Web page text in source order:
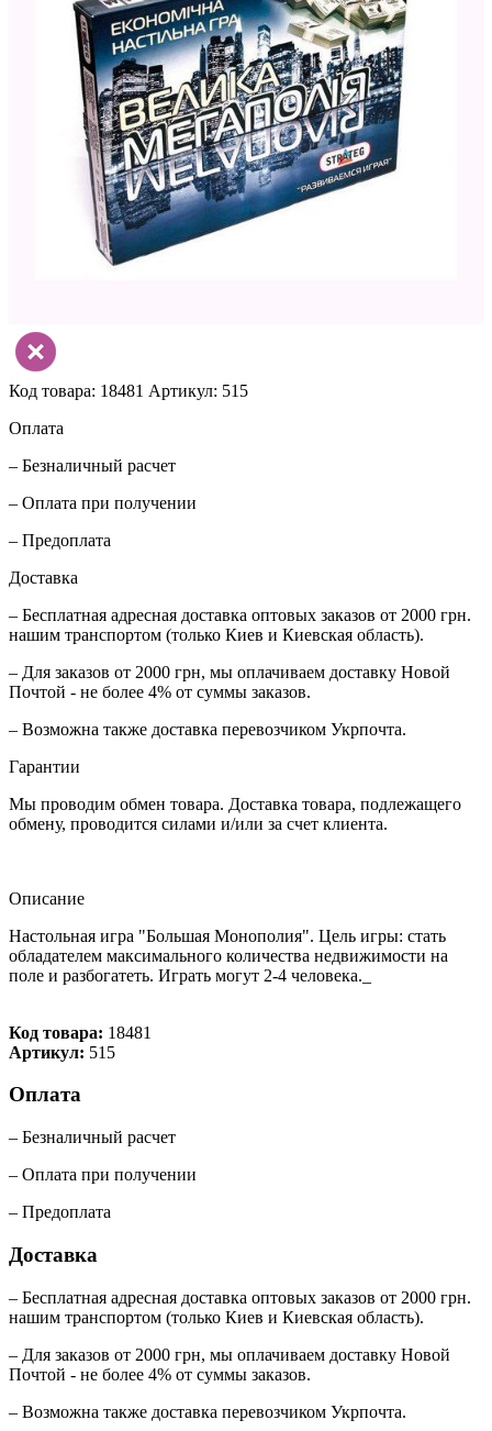
Код товара: 18481 Артикул: 515
Оплата
– Безналичный расчет
– Оплата при получении
– Предоплата
Доставка
– Бесплатная адресная доставка оптовых заказов от 2000 грн.
нашим транспортом (только Киев и Киевская область).
– Для заказов от 2000 грн, мы оплачиваем доставку Новой
Почтой - не более 4% от суммы заказов.
– Возможна также доставка перевозчиком Укрпочта.
Гарантии
Мы проводим обмен товара. Доставка товара, подлежащего
обмену, проводится силами и/или за счет клиента.
Описание
Настольная игра "Большая Монополия". Цель игры: cтать
обладателем максимального количества недвижимости на
поле и разбогатеть. Играть могут 2-4 человека._
Код товара: 18481
Артикул: 515
Оплата
– Безналичный расчет
– Оплата при получении
– Предоплата
Доставка
– Бесплатная адресная доставка оптовых заказов от 2000 грн.
нашим транспортом (только Киев и Киевская область).
– Для заказов от 2000 грн, мы оплачиваем доставку Новой
Почтой - не более 4% от суммы заказов.
– Возможна также доставка перевозчиком Укрпочта.